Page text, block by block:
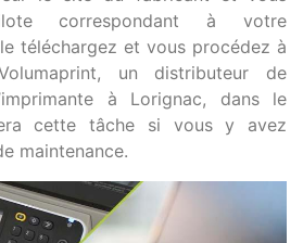
correspondant à votre
téléchargez et vous procédez à
un distributeur de
à Lorignac, dans le
cette tâche si vous y avez
maintenance.